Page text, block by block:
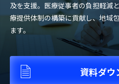
及を支援。医療従事者の負担軽減
療提供体制の構築に貢献し、地域
ます。
資料ダウ